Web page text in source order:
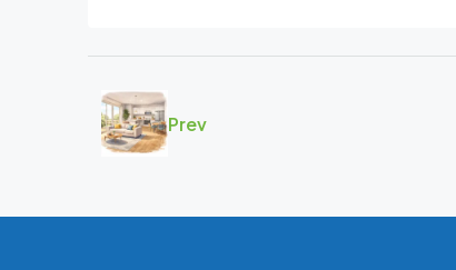
Prev